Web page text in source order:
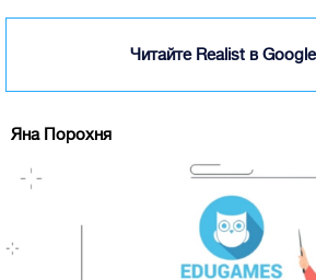
Читайте Realist в
Яна Порохня